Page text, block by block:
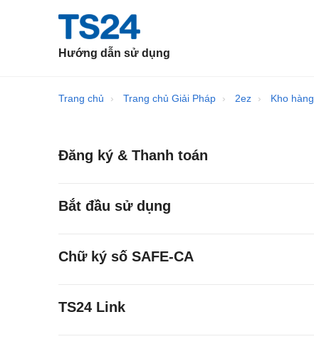
Hướng dẫn sử dụng
Trang chủ Trang chủ Giải Pháp 2ez Kho hàng
Đăng ký & Thanh toán
Bắt đầu sử dụng
Chữ ký số SAFE-CA
TS24 Link